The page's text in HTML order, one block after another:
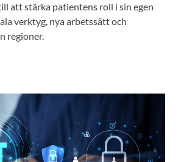
att stärka patientens roll i sin egen
verktyg, nya arbetssätt och
regioner.